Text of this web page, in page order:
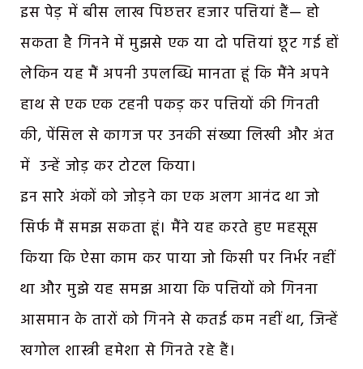
इस पेड़ में बीस लाख पिछत्तर हजार पत्तियां हैं— हो
सकता है गिनने में मुझसे एक या दो पत्तियां छूट गई हों
लेकिन यह मैं अपनी उपलब्धि मानता हूं कि मैंने अपने
हाथ से एक एक टहनी पकड़ कर पत्तियों की गिनती
की, पेंसिल से कागज पर उनकी संख्या लिखी और अंत
में उन्हें जोड़ कर टोटल किया।
इन सारेे अंकों को जोड़ने का एक अलग आनंद था जो
सिर्फ मैं समझ सकता हूं। मैंने यह करते हुए महसूस
किया कि ऐसा काम कर पाया जो किसी पर निर्भर नहीं
था और मुझे यह समझ आया कि पत्तियों को गिनना
आसमान के तारों को गिनने से कतई कम नहीं था, जिन्हें
खगोल शास्त्री हमेशा से गिनते रहे हैं।